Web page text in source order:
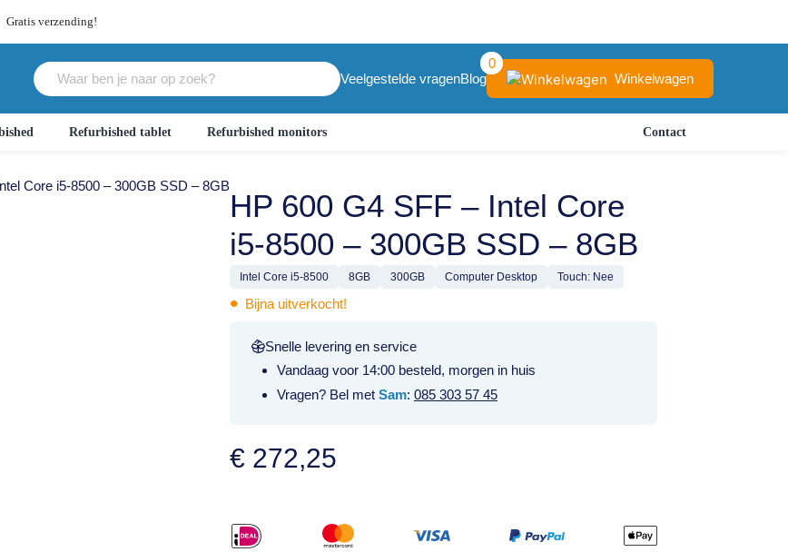
Gratis verzending!
Veelgestelde vragenBlog
0
Winkelwagen
Refurbished tablet Refurbished monitors Contact
Core i5-8500 – 300GB SSD – 8GB
HP 600 G4 SFF – Intel Core
i5-8500 – 300GB SSD – 8GB
Intel Core i5-8500 8GB 300GB Computer Desktop Touch: Nee
• Bijna uitverkocht!
Snelle levering en service
Vandaag voor 14:00 besteld, morgen in huis
Vragen? Bel met Sam: 085 303 57 45
€ 272,25